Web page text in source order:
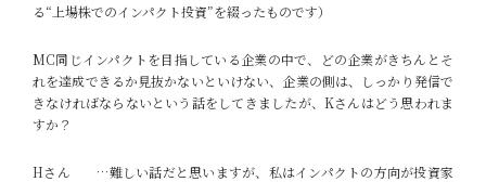
る“上場株でのインパクト投資”を綴ったものです）
MC同じインパクトを目指している企業の中で、どの企業がきちんとそ
れを達成できるか見抜かないといけない、企業の側は、しっかり発信で
きなければならないという話をしてきましたが、Kさんはどう思われま
すか？
Hさん
…難しい話だと思いますが、私はインパクトの方向が投資家